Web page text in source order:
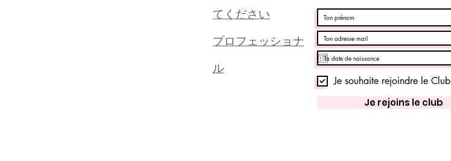
てください
プロフェッショナ
ル
Je souhaite rejoindre le Club
Je rejoins le club